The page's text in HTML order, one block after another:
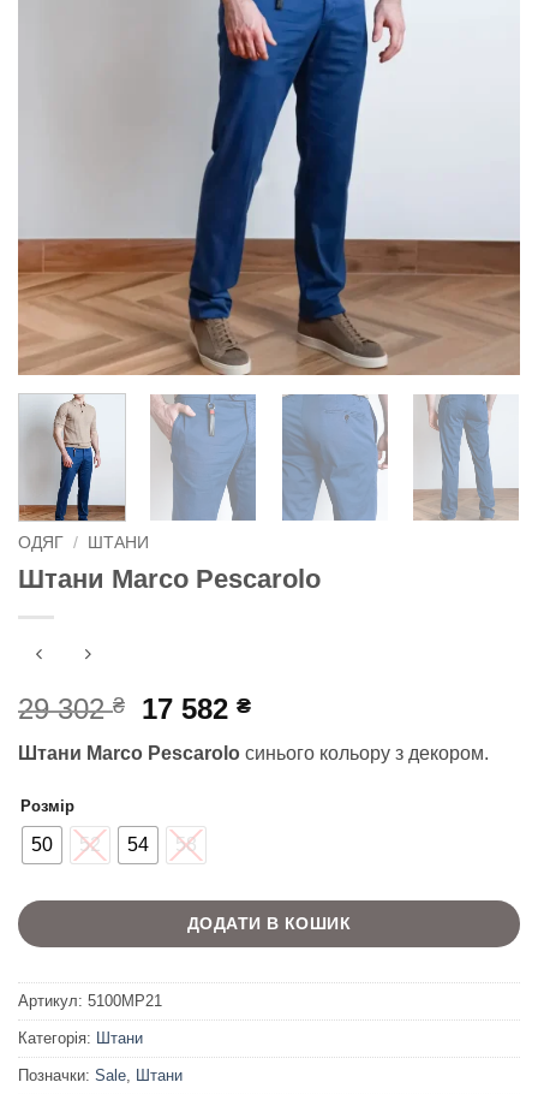
ОДЯГ / ШТАНИ
Штани Marco Pescarolo
29 302₴
Оригінальна
ціна:
29
17 582₴Поточна
17
Штани Marco Pescarolo синього кольору з декором.
Розмір
50 52 54 58
ДОДАТИ В КОШИК
Артикул: 5100MP21
Категорія: Штани
Позначки: Sale, Штани